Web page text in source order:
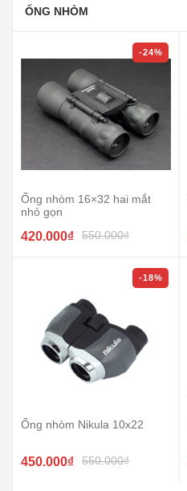
ỐNG NHÒM
-24%
Ống nhòm 16×32 hai mắt
nhỏ gọn
420.000₫ 550.000₫
-18%
Ống nhòm Nikula 10x22
450.000₫ 550.000₫